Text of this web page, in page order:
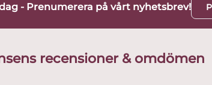
- Prenumerera på vårt nyhetsbrev!
recensioner & omdömen